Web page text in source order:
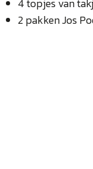
4 topjes van
2 pakken Jos